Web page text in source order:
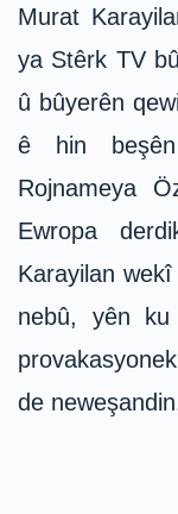
Murat
ya Stêrk TV
û bûyerên
ê hin beşên
Rojnameya
Ewropa
Karayilan
nebû, yên
de